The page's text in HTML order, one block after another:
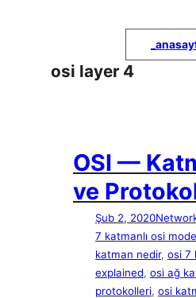
osi layer 4
OSI —
ve
Şub 2, 2020
7 katmanlı osi
katman nedir, osi 7
explained, osi ağ
protokolleri, osi